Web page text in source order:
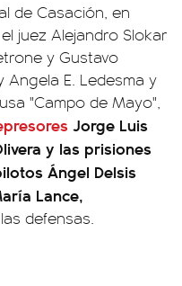
de Casación, en
juez Alejandro Slokar
y Gustavo
Angela E. Ledesma y
"Campo de Mayo",
Jorge Luis
y las prisiones
Ángel Delsis
Lance,
defensas.